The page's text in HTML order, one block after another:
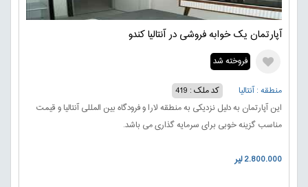
آپارتمان یک خوابه فروشی در آنتالیا کندو
فروخته شد
منطقه : آنتالیا
کد ملک : 419
این آپارتمان به دلیل نزدیکی به منطقه لارا و فرودگاه بین المللی آنتالیا و قیمت
مناسب گزینه خوبی برای سرمایه گذاری می باشد.
2.800.000 لیر